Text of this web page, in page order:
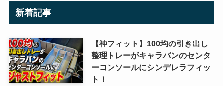
新着記事
【神フィット】100均の引き出し
整理トレーがキャラバンのセンタ
ーコンソールにシンデレラフィッ
ト！